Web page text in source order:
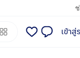
เข้าสู่